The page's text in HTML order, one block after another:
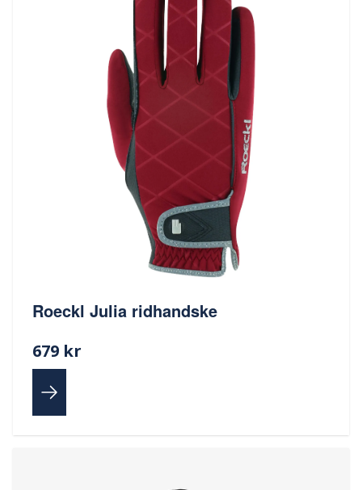
Roeckl Julia ridhandske
679 kr